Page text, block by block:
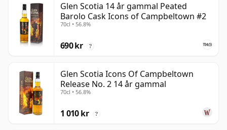
Glen Scotia 14 år gammal Peated
Barolo Cask Icons of Campbeltown #2
70cl • 56.8%
690 kr ?
Glen Scotia Icons Of Campbeltown
Release No. 2 14 år gammal
70cl • 56.8%
1 010 kr ?